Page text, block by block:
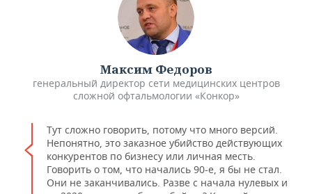
Максим Федоров
генеральный директор сети медицинских центров
сложной офтальмологии «Конкор»
Тут сложно говорить, потому что много версий.
Непонятно, это заказное убийство действующих
конкурентов по бизнесу или личная месть.
Говорить о том, что начались 90-е, я бы не стал.
Они не заканчивались. Разве с начала нулевых и